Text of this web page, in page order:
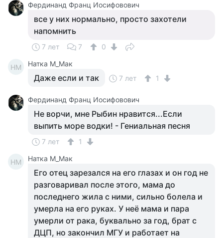
Фердинанд Франц Иосифовович
все у них нормально, просто захотели
напомнить
7 лет 7 0
НМ Натка М_Мак
Даже если и так 7 лет 1
Фердинанд Франц Иосифовович
Не ворчи, мне Рыбин нравится...Если
выпить море водки! - Гениальная песня
7 лет 1
НМ Натка М_Мак
Его отец зарезался на его глазах и он год не
разговаривал после этого, мама до
последнего жила с ними, сильно болела и
умерла на его руках. У неё мама и пара
умерли от рака, буквально за год, брат с
ДЦП, но закончил МГУ и работает на